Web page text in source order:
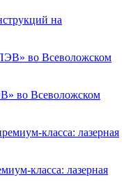
на
во Всеволожском
класса: лазерная